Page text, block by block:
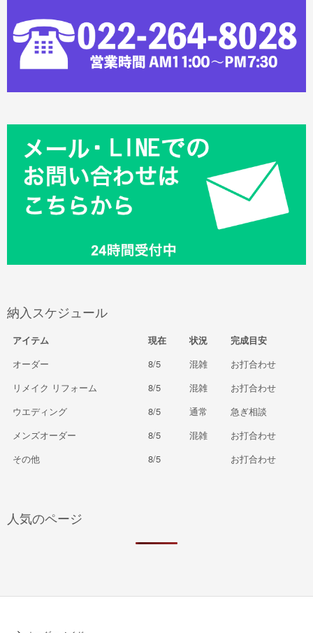
納入スケジュール
アイテム 現在 状況
完成目安
オーダー
8/5 混雑
お打合わせ
リメイク リフォーム
8/5 混雑
お打合わせ
ウエディング
8/5 通常
急ぎ相談
メンズオーダー
8/5 混雑
お打合わせ
その他
8/5 お打合わせ
人気のページ